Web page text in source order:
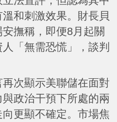
和刺激效果。財長貝
撫稱，即便8月起關
「無需恐慌」，談判
次顯示美聯儲在面對
政治干預下所處的兩
更顯不確定。市場焦